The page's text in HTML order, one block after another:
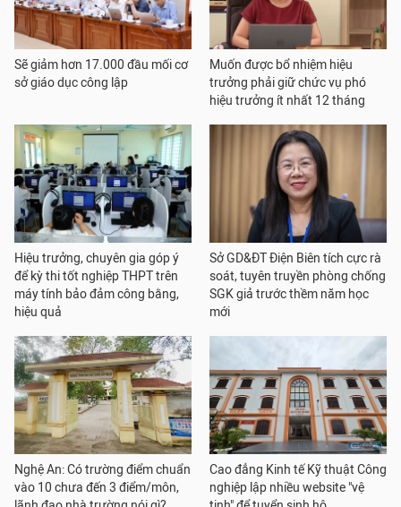
Sẽ giảm hơn 17.000 đầu mối cơ
sở giáo dục công lập
Muốn được bổ nhiệm hiệu
trưởng phải giữ chức vụ phó
hiệu trưởng ít nhất 12 tháng
Hiệu trưởng, chuyên gia góp ý
để kỳ thi tốt nghiệp THPT trên
máy tính bảo đảm công bằng,
hiệu quả
Sở GD&ĐT Điện Biên tích cực rà
soát, tuyên truyền phòng chống
SGK giả trước thềm năm học
mới
Nghệ An: Có trường điểm chuẩn
vào 10 chưa đến 3 điểm/môn,
Cao đẳng Kinh tế Kỹ thuật Công
nghiệp lập nhiều website "vệ